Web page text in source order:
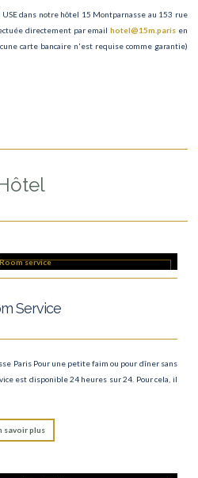
dans notre hôtel 15 Montparnasse au 153 rue
directement par email hotel@15m.parisen
carte bancaire n'est requise comme garantie)
Service
Paris Pour une petite faim ou pour dîner sans
est disponible 24 heures sur 24. Pour cela, il
savoir plus